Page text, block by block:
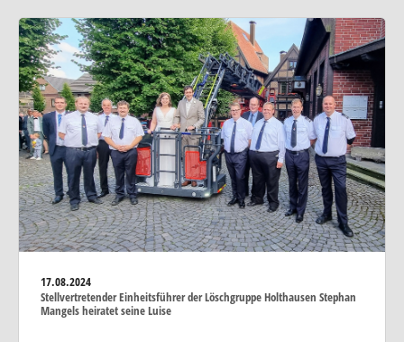
17.08.2024
Stellvertretender Einheitsführer der Löschgruppe Holthausen Stephan
Mangels heiratet seine Luise